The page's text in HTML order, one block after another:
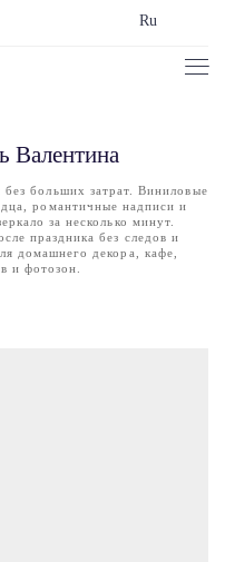
Ru
Валентина
больших затрат. Виниловые
романтичные надписи и
за несколько минут.
праздника без следов и
домашнего декора, кафе,
и фотозон.